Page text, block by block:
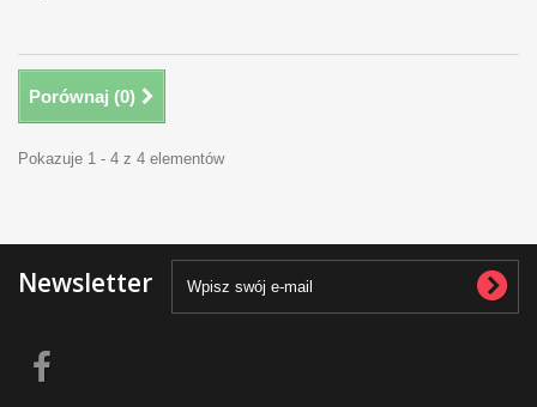
Porównaj (0)
Pokazuje 1 - 4 z 4 elementów
Newsletter